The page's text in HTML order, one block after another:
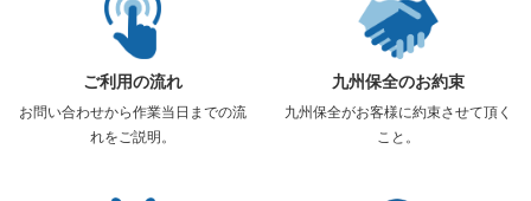
ご利用の流れ
お問い合わせから作業当日までの流
れをご説明。
九州保全のお約束
九州保全がお客様に約束させて頂く
こと。